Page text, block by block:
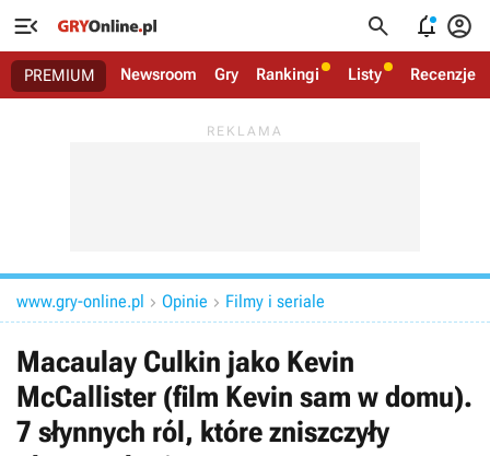
   
PREMIUM Newsroom Gry Rankingi Listy Recenzje
www.gry-online.pl  Opinie  Filmy i seriale
Macaulay Culkin jako Kevin
McCallister (film Kevin sam w domu).
7 słynnych ról, które zniszczyły